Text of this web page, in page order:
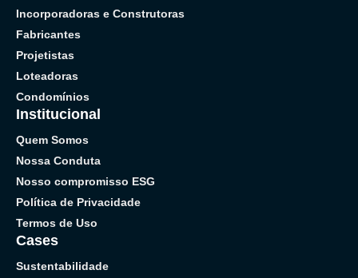
Incorporadoras e Construtoras
Fabricantes
Projetistas
Loteadoras
Condomínios
Institucional
Quem Somos
Nossa Conduta
Nosso compromisso ESG
Política de Privacidade
Termos de Uso
Cases
Sustentabilidade